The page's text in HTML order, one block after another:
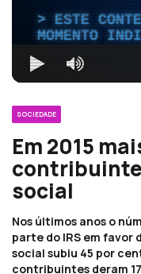
ESTE
MOMENTO
SOCIEDADE
Em 2015
social
Nos últimos anos o
parte do IRS em favor
social subiu 45 por
contribuintes deram